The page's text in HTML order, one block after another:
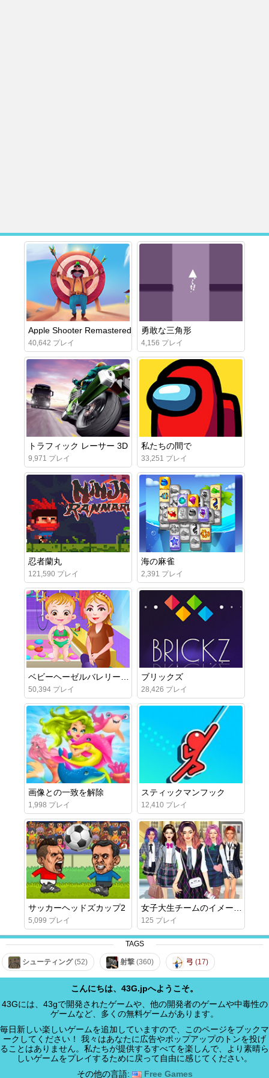
Apple Shooter Remastered
40,642 プレイ
勇敢な三角形
4,156 プレイ
トラフィック レーサー 3D
9,971 プレイ
私たちの間で
33,251 プレイ
忍者蘭丸
121,590 プレイ
海の麻雀
2,391 プレイ
ベビーヘーゼルバレリーナダンス
50,394 プレイ
ブリックズ
28,426 プレイ
画像との一致を解除
1,998 プレイ
スティックマンフック
12,410 プレイ
サッカーヘッドズカップ2
5,099 プレイ
女子大生チームのイメージチェンジ
125 プレイ
TAGS
シューティング(52) 射撃 (360) 弓 (17)
こんにちは、43G.jpへようこそ。
43Gには、43gで開発されたゲームや、他の開発者のゲームや中毒性の
ゲームなど、多くの無料ゲームがあります。
毎日新しい楽しいゲームを追加していますので、このページをブックマ
ークしてください！ 我々はあなたに広告やポップアップのトンを投げ
ることはありません。私たちが提供するすべてを楽しんで、より素晴ら
しいゲームをプレイするために戻って自由に感じてください。
その他の言語:
Free Games